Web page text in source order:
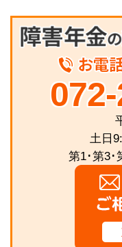
土日
第1･第3･